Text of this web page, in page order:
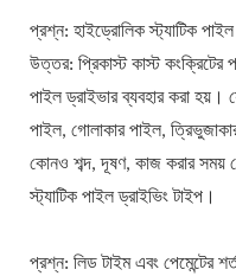
প্রশ্ন: হাইড্রোলিক স্ট্যাটিক
উত্তর: প্রিকাস্ট কাস্ট কংক্রিটের
পাইল ড্রাইভার ব্যবহার করা
পাইল, গোলাকার পাইল,
কোনও শব্দ, দূষণ, কাজ করার সময়
স্ট্যাটিক পাইল ড্রাইভিং টাইপ।
প্রশ্ন: লিড টাইম এবং পেমেন্টের